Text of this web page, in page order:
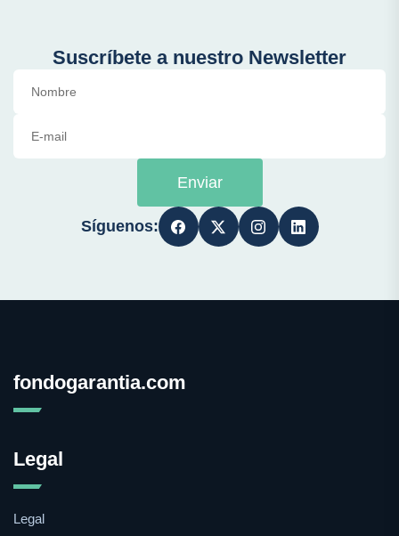
Suscríbete a nuestro Newsletter
Enviar
Síguenos:
fondogarantia.com
Legal
Legal